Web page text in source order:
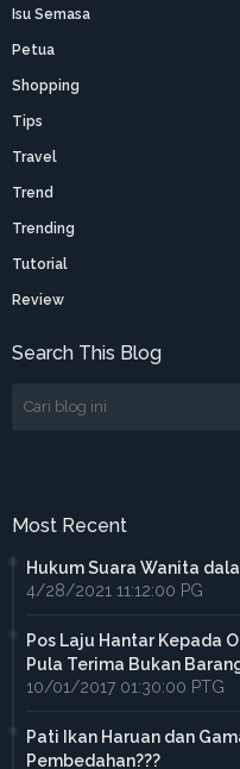
Isu Semasa
Petua
Shopping
Tips
Travel
Trend
Trending
Tutorial
Review
Search This Blog
Most Recent
Hukum Suara Wanita
4/28/2021 11:12:00 PG
Pos Laju Hantar Kepada
Pula Terima Bukan
10/01/2017 01:30:00 PTG
Pati Ikan Haruan dan
Pembedahan???